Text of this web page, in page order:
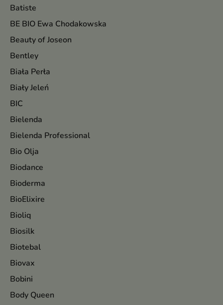
Batiste
BE BIO Ewa Chodakowska
Beauty of Joseon
Bentley
Biała Perła
Biały Jeleń
BIC
Bielenda
Bielenda Professional
Bio Olja
Biodance
Bioderma
BioElixire
Bioliq
Biosilk
Biotebal
Biovax
Bobini
Body Queen